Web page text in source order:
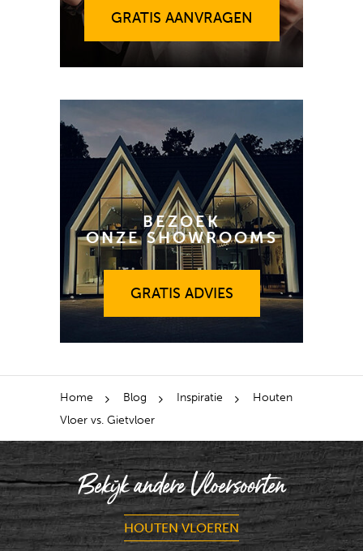
GRATIS AANVRAGEN
BEZOEK
ONZE SHOWROOMS
GRATIS ADVIES
GRATIS ADVIES
Home Blog Inspiratie
Houten
Vloer vs. Gietvloer
Bekijk andere Vloersoorten
HOUTEN VLOEREN